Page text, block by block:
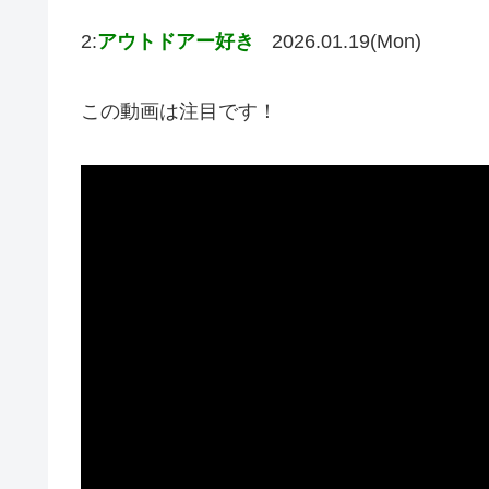
2:アウトドアー好き 2026.01.19(Mon)
この動画は注目です！